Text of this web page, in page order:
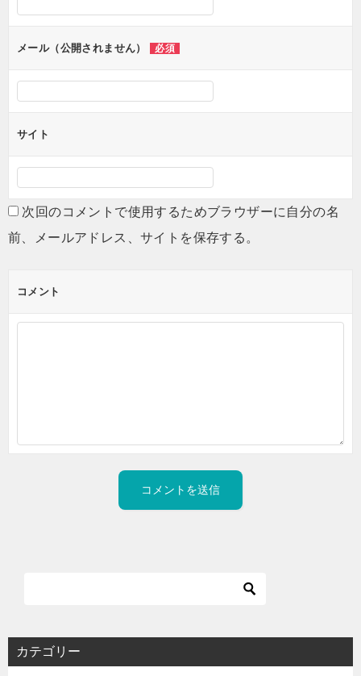
ンメール（公開されません） 必須
サイト
次回のコメントで使用するためブラウザーに自分の名
前、メールアドレス、サイトを保存する。
コメント
カテゴリー